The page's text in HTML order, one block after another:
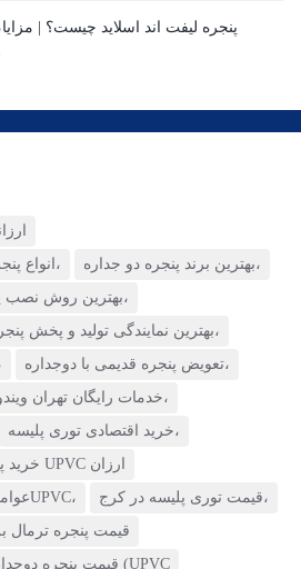
پنجره لیفت اند اسلاید چیست؟ |
انواع پنجره دو جداره در غرب تهران،
بهترین برند پنجره دو جداره،
بهترین روش نصب پنجره دوجداره ترمال بریک،
بهترین نمایندگی تولید و پخش پنجره دوجداره در تهران و کرج،
تعویض
تعویض پنجره قدیمی با دوجداره،
خدمات رایگان تهران ویندوز،
خرید اقتصادی توری پلیسه،
خرید پنجره UPVC ارزان
عوامل تاثیرگذار بر قیمت پنجرهUPVC،
قیمت توری پلیسه در کرج،
قیمت پنجره ترمال
قیمت پنجره دوجداره (UPVC